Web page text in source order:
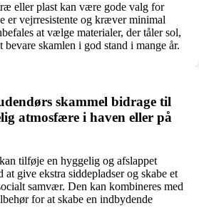
eller plast kan være gode valg for
er vejrresistente og kræver minimal
at vælge materialer, der tåler sol,
skamlen i god stand i mange år.
skammel bidrage til
atmosfære i haven eller på
tilføje en hyggelig og afslappet
give ekstra siddepladser og skabe et
samvær. Den kan kombineres med
for at skabe en indbydende